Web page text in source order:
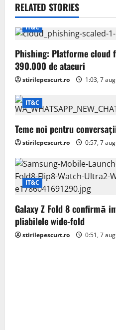
v
i
g
a
t
i
o
n
RELATED STORIES
IT&C
Phishing: Platforme cloud
390.000 de atacuri
stirilepescurt.ro 1:03, 7
IT&C
Teme noi pentru
stirilepescurt.ro 0:57, 7
IT&C
Galaxy Z Fold 8 confirmă
pliabilele wide-fold
stirilepescurt.ro 0:51, 7